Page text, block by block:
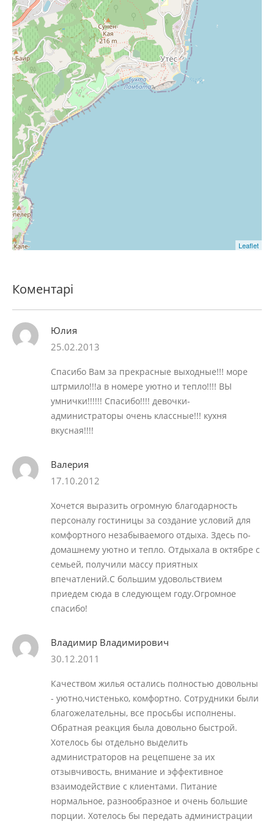
Leaflet
Коментарі
Юлия
25.02.2013
Спасибо Вам за прекрасные выходные!!! море
штрмило!!!а в номере уютно и тепло!!!! ВЫ
умнички!!!!!! Спасибо!!!! девочки-
администраторы очень классные!!! кухня
вкусная!!!!
Валерия
17.10.2012
Хочется выразить огромную благодарность
персоналу гостиницы за создание условий для
комфортного незабываемого отдыха. Здесь по-
домашнему уютно и тепло. Отдыхала в октябре с
семьей, получили массу приятных
впечатлений.С большим удовольствием
приедем сюда в следующем году.Огромное
спасибо!
Владимир Владимирович
30.12.2011
Качеством жилья остались полностью довольны
- уютно,чистенько, комфортно. Сотрудники были
благожелательны, все просьбы исполнены.
Обратная реакция была довольно быстрой.
Хотелось бы отдельно выделить
администраторов на рецепшене за их
отзывчивость, внимание и эффективное
взаимодействие с клиентами. Питание
нормальное, разнообразное и очень большие
порции. Хотелось бы передать администрации